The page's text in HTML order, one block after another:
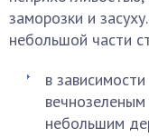
заморозки и
небольшой части
в
небольшим